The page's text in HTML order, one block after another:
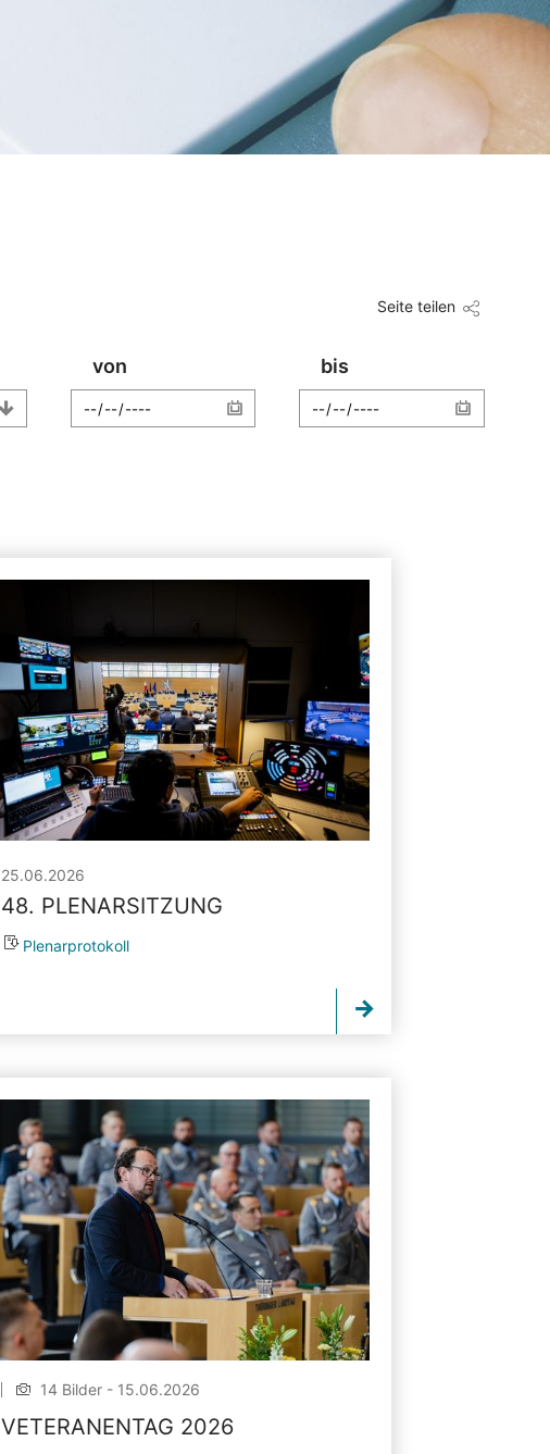
Seite teilen
von bis
25.06.2026
48. PLENARSITZUNG
Plenarprotokoll
14 Bilder - 15.06.2026
VETERANENTAG 2026